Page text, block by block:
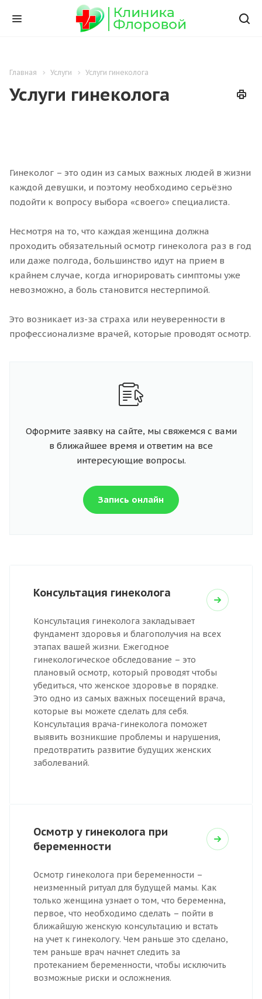
Главная Услуги Услуги гинеколога
Услуги гинеколога
Гинеколог – это один из самых важных людей в жизни
каждой девушки, и поэтому необходимо серьёзно
подойти к вопросу выбора «своего» специалиста.
Несмотря на то, что каждая женщина должна
проходить обязательный осмотр гинеколога раз в год
или даже полгода, большинство идут на прием в
крайнем случае, когда игнорировать симптомы уже
невозможно, а боль становится нестерпимой.
Это возникает из-за страха или неуверенности в
профессионализме врачей, которые проводят осмотр.
Оформите заявку на сайте, мы свяжемся с вами
в ближайшее время и ответим на все
интересующие вопросы.
Запись онлайн
Консультация гинеколога
Консультация гинеколога закладывает
фундамент здоровья и благополучия на всех
этапах вашей жизни. Ежегодное
гинекологическое обследование – это
плановый осмотр, который проводят чтобы
убедиться, что женское здоровье в порядке.
Это одно из самых важных посещений врача,
которые вы можете сделать для себя.
Консультация врача-гинеколога поможет
выявить возникшие проблемы и нарушения,
предотвратить развитие будущих женских
заболеваний.
Осмотр у гинеколога при
беременности
Осмотр гинеколога при беременности –
неизменный ритуал для будущей мамы. Как
только женщина узнает о том, что беременна,
первое, что необходимо сделать – пойти в
ближайшую женскую консультацию и встать
на учет к гинекологу. Чем раньше это сделано,
тем раньше врач начнет следить за
протеканием беременности, чтобы исключить
возможные риски и осложнения.